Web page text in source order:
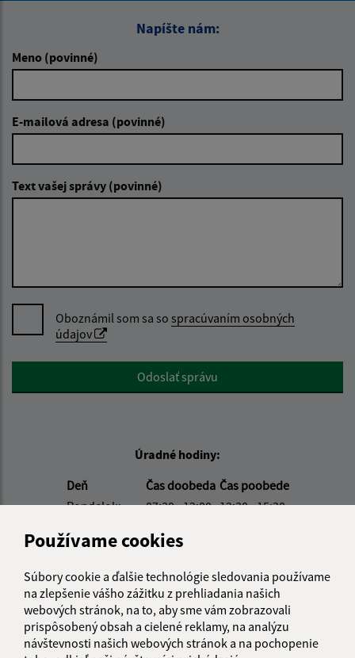
Používame cookies
Súbory cookie a ďalšie technológie sledovania používame
na zlepšenie vášho zážitku z prehliadania našich
webových stránok, na to, aby sme vám zobrazovali
prispôsobený obsah a cielené reklamy, na analýzu
návštevnosti našich webových stránok a na pochopenie
Napíšte nám:
Meno (povinné)
E-mailová adresa (povinné)
Text vašej správy (povinné)
Oboznámil som sa so spracúvaním osobných
údajov
Google reCaptcha ResponseOdoslať správu
Úradné hodiny:
Deň
Čas doobeda Čas poobede
Pondelok:
07:30 - 12:00 12:30 - 15:30
Streda:
07:30 - 12:00
Piatok:
07:30 - 12:00 12:30 - 15:30
Obedňajšia prestávka:12:00 - 12:30